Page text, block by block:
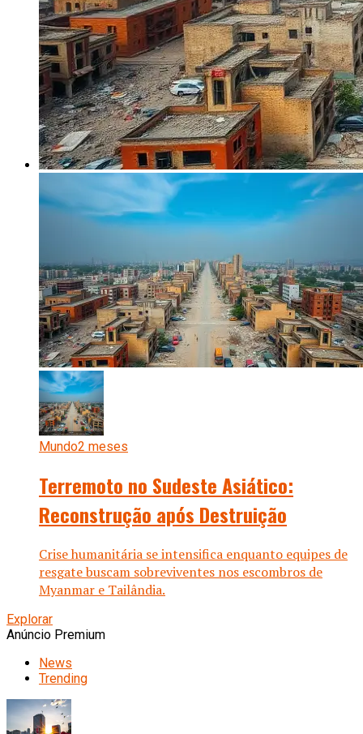
Mundo2 meses
Terremoto no Sudeste Asiático:
Reconstrução após Destruição
Crise humanitária se intensifica enquanto equipes de
resgate buscam sobreviventes nos escombros de
Myanmar e Tailândia.
Explorar
Anúncio Premium
News
Trending